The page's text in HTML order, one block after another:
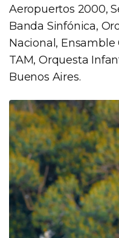
Aeropuertos 2000,
Banda Sinfónica,
Nacional, Ensamble
TAM, Orquesta
Buenos Aires.